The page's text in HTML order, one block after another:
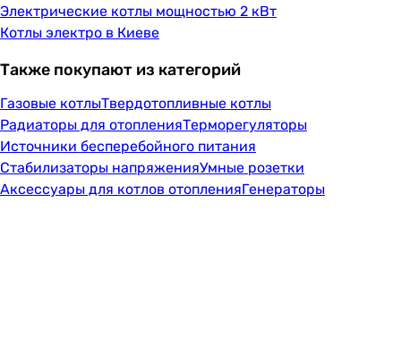
Электрические котлы мощностью 2 кВт
Котлы электро в Киеве
Также покупают из категорий
Газовые котлыТвердотопливные котлы
Радиаторы для отопленияТерморегуляторы
Источники бесперебойного питания
Стабилизаторы напряженияУмные розетки
Аксессуары для котлов отопленияГенераторы